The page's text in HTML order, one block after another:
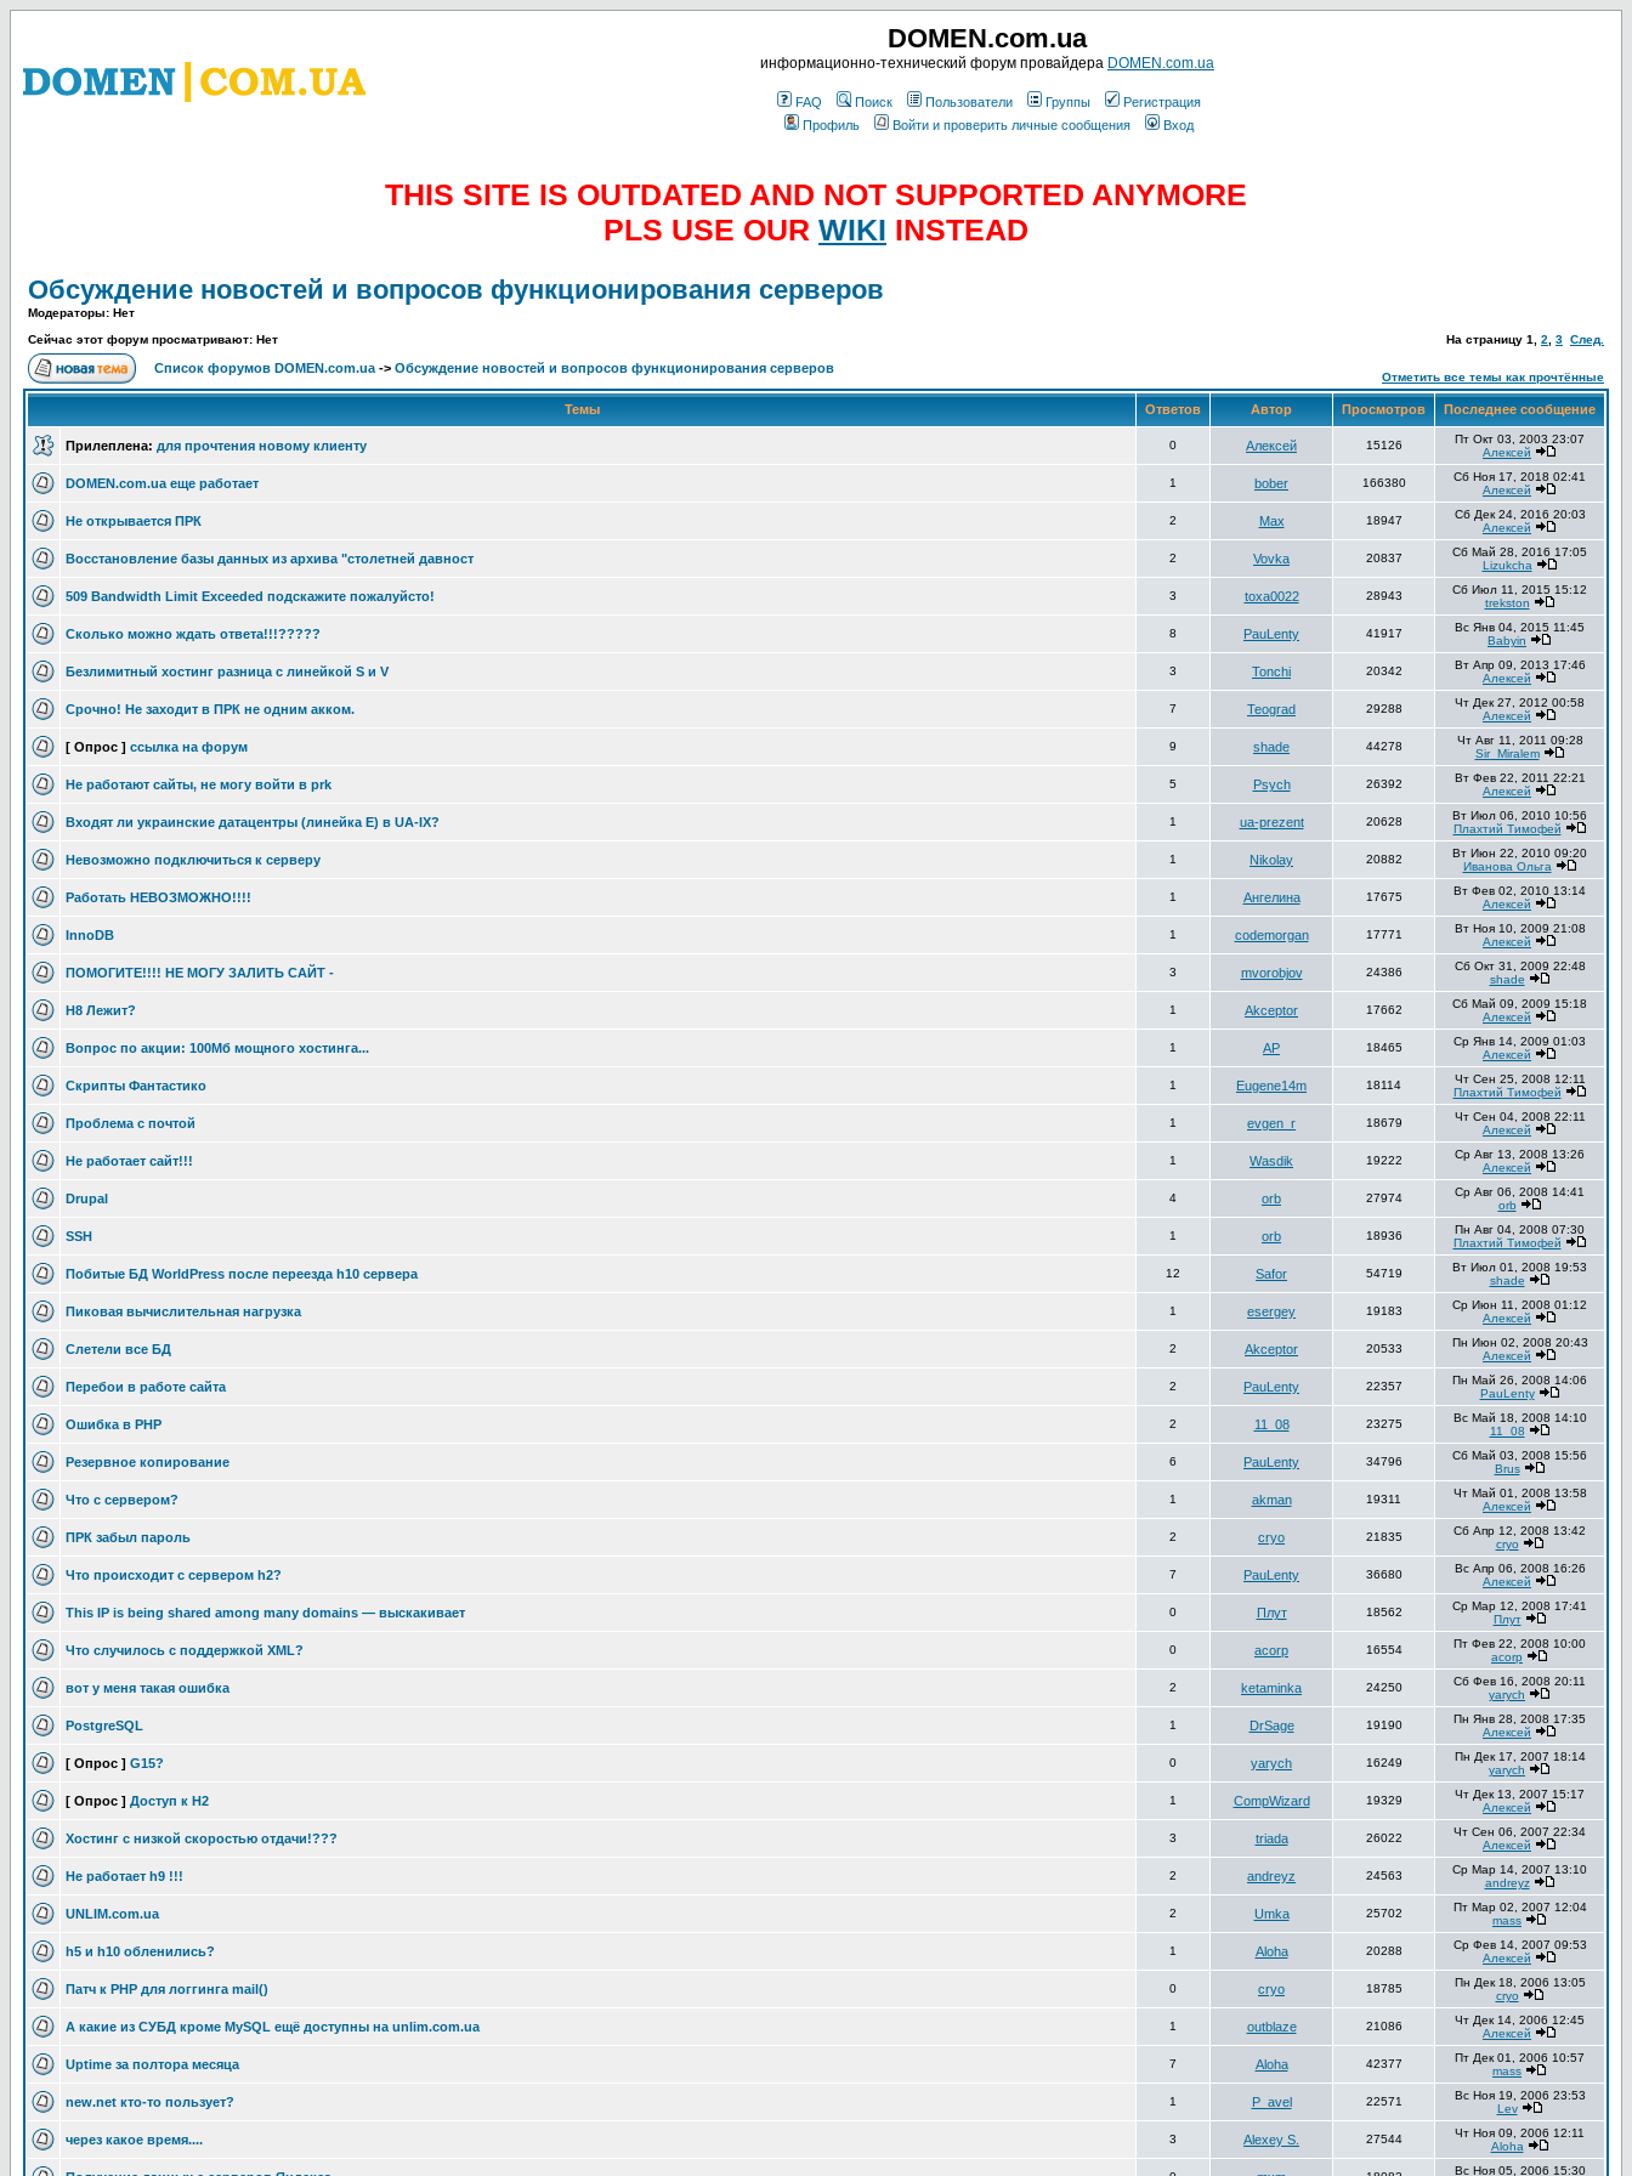
DOMEN.com.ua
информационно-технический форум провайдера DOMEN.com.ua
FAQ Поиск Пользователи Группы
Регистрация
Профиль
Войти и проверить личные сообщения Вход
THIS SITE IS OUTDATED AND NOT SUPPORTED ANYMORE
PLS USE OUR WIKI INSTEAD
Обсуждение новостей и вопросов функционирования серверов
Модераторы: Нет
Сейчас этот форум просматривают: Нет
На страницу 1 2 3 След.
Список форумов DOMEN.com.ua -> Обсуждение новостей и вопросов функционирования серверов
Отметить все темы как прочтённые
Темы Ответов Автор Просмотров Последнее сообщение
Прилеплена: для прочтения новому клиенту 0 Алексей 15126
Пт Окт 03, 2003 23:07
Алексей
DOMEN.com.ua еще работает 1 bober 166380
Сб Ноя 17, 2018 02:41
Алексей
Не открывается ПРК 2 Max 18947
Сб Дек 24, 2016 20:03
Алексей
Восстановление базы данных из архива "столетней давност 2 Vovka 20837
Сб Май 28, 2016 17:05
Lizukcha
509 Bandwidth Limit Exceeded подскажите пожалуйсто! 3 toxa0022 28943
Сб Июл 11, 2015 15:12
trekston
Сколько можно ждать ответа!!!????? 8 PauLenty 41917
Вс Янв 04, 2015 11:45
Babyin
Безлимитный хостинг разница с линейкой S и V 3 Tonchi 20342
Вт Апр 09, 2013 17:46
Алексей
Срочно! Не заходит в ПРК не одним акком. 7 Teograd 29288
Чт Дек 27, 2012 00:58
Алексей
[ Опрос ] ссылка на форум 9 shade 44278
Чт Авг 11, 2011 09:28
Sir_Miralem
Не работают сайты, не могу войти в prk 5 Psych 26392
Вт Фев 22, 2011 22:21
Алексей
Входят ли украинские датацентры (линейка Е) в UA-IX? 1 ua-prezent 20628
Вт Июл 06, 2010 10:56
Плахтий Тимофей
Невозможно подключиться к серверу 1 Nikolay 20882
Вт Июн 22, 2010 09:20
Иванова Ольга
Работать НЕВОЗМОЖНО!!!! 1 Ангелина 17675
Вт Фев 02, 2010 13:14
Алексей
InnoDB 1 codemorgan 17771
Вт Ноя 10, 2009 21:08
Алексей
ПОМОГИТЕ!!!! НЕ МОГУ ЗАЛИТЬ САЙТ - 3 mvorobjov 24386
Сб Окт 31, 2009 22:48
shade
H8 Лежит? 1 Akceptor 17662
Сб Май 09, 2009 15:18
Алексей
Вопрос по акции: 100Мб мощного хостинга... 1 AP 18465
Ср Янв 14, 2009 01:03
Алексей
Скрипты Фантастико 1 Eugene14m 18114
Чт Сен 25, 2008 12:11
Плахтий Тимофей
Проблема с почтой 1 evgen_r 18679
Чт Сен 04, 2008 22:11
Алексей
Не работает сайт!!! 1 Wasdik 19222
Ср Авг 13, 2008 13:26
Алексей
Drupal 4 orb 27974
Ср Авг 06, 2008 14:41
orb
SSH 1 orb 18936
Пн Авг 04, 2008 07:30
Плахтий Тимофей
Побитые БД WorldPress после переезда h10 сервера 12 Safor 54719
Вт Июл 01, 2008 19:53
shade
Пиковая вычислительная нагрузка 1 esergey 19183
Ср Июн 11, 2008 01:12
Алексей
Слетели все БД 2 Akceptor 20533
Пн Июн 02, 2008 20:43
Алексей
Перебои в работе сайта 2 PauLenty 22357
Пн Май 26, 2008 14:06
PauLenty
Ошибка в PHP 2 11_08 23275
Вс Май 18, 2008 14:10
11_08
Резервное копирование 6 PauLenty 34796
Сб Май 03, 2008 15:56
Brus
Что с сервером? 1 akman 19311
Чт Май 01, 2008 13:58
Алексей
ПРК забыл пароль 2 cryo 21835
Сб Апр 12, 2008 13:42
cryo
Что происходит с сервером h2? 7 PauLenty 36680
Вс Апр 06, 2008 16:26
Алексей
This IP is being shared among many domains — выскакивает 0 Плут 18562
Ср Мар 12, 2008 17:41
Плут
Что случилось с поддержкой XML? 0 acorp 16554
Пт Фев 22, 2008 10:00
acorp
вот у меня такая ошибка 2 ketaminka 24250
Сб Фев 16, 2008 20:11
yarych
PostgreSQL 1 DrSage 19190
Пн Янв 28, 2008 17:35
Алексей
[ Опрос ] G15? 0 yarych 16249
Пн Дек 17, 2007 18:14
yarych
[ Опрос ] Доступ к H2 1 CompWizard 19329
Чт Дек 13, 2007 15:17
Алексей
Хостинг с низкой скоростью отдачи!??? 3 triada 26022
Чт Сен 06, 2007 22:34
Алексей
Не работает h9 !!! 2 andreyz 24563
Ср Мар 14, 2007 13:10
andreyz
UNLIM.com.ua 2 Umka 25702
Пт Мар 02, 2007 12:04
mass
h5 и h10 обленились? 1 Aloha 20288
Ср Фев 14, 2007 09:53
Алексей
Патч к PHP для логгинга mail() 0 cryo 18785
Пн Дек 18, 2006 13:05
cryo
А какие из СУБД кроме MySQL ещё доступны на unlim.com.ua 1 outblaze 21086
Чт Дек 14, 2006 12:45
Алексей
Uptime за полтора месяца 7 Aloha 42377
Пт Дек 01, 2006 10:57
mass
new.net кто-то пользует? 1 P_avel 22571
Вс Ноя 19, 2006 23:53
Lev
через какое время.... 3 Alexey S. 27544
Чт Ноя 09, 2006 12:11
Aloha
Вс Ноя 05, 2006 15:30